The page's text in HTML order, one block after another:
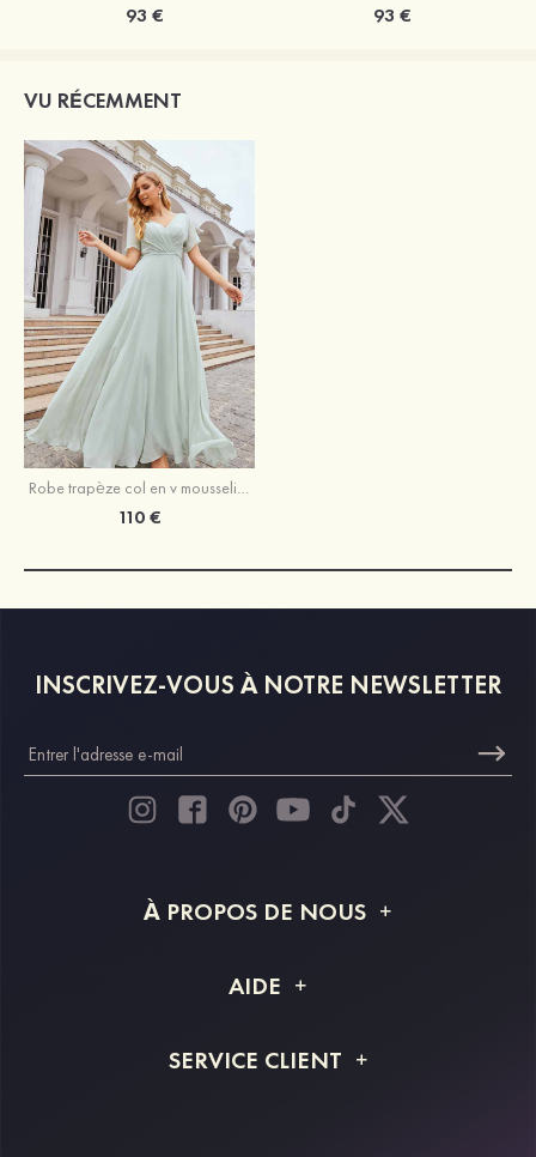
93 € 93 €
VU RÉCEMMENT
Robe trapèze col en v mousseline longueur ras du sol robe de demoiselle d'honneur avec sangle
110 €
INSCRIVEZ-VOUS À NOTRE NEWSLETTER
À PROPOS DE NOUS
Livraison
AIDE
Retour et remboursement
SERVICE CLIENT